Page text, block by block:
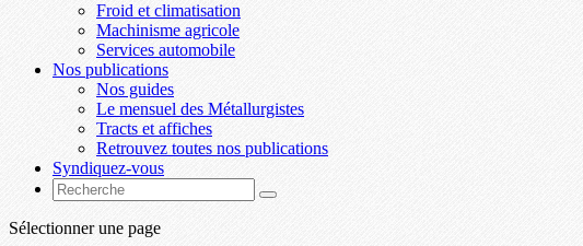
Froid et climatisation
Machinisme agricole
Services automobile
Nos publications
Nos guides
Le mensuel des Métallurgistes
Tracts et affiches
Retrouvez toutes nos publications
Syndiquez-vous
Sélectionner une page